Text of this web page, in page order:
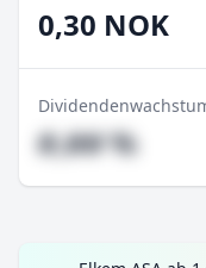
0,30 NOK
#,## %